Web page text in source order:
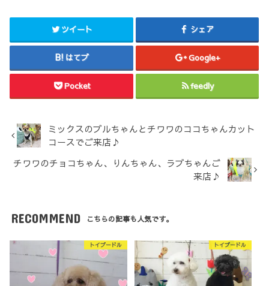
ツイート シェア
はてブ Google+
Pocket feedly
ミックスのブルちゃんとチワワのココちゃんカット
コースでご来店♪
チワワのチョコちゃん、りんちゃん、ラブちゃんご
来店♪
RECOMMEND こちらの記事も人気です。
トイプードル トイプードル